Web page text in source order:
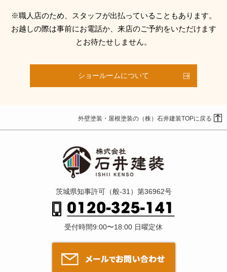
※職人店のため、スタッフが出払っていることもあります。
お越しの際は事前にお電話か、来店のご予約をいただけます
とお待たせしません。
ショールームについて
外壁塗装・屋根塗装の（株）石井建装TOPに戻る
茨城県知事許可（般-31）第36962号
受付時間9:00〜18:00 日曜定休